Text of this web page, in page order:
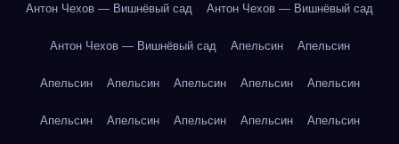
Антон Чехов — Вишнёвый сад Антон Чехов — Вишнёвый сад
Антон Чехов — Вишнёвый сад Апельсин Апельсин
Апельсин Апельсин Апельсин Апельсин Апельсин
Апельсин Апельсин Апельсин Апельсин Апельсин